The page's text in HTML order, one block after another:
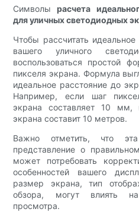
Символырасчета
для уличных светодиодных
Чтобы рассчитать
вашего уличного
воспользоваться простой
пикселя экрана. Формула
идеальное расстояние до
Например, если шаг
экрана составляет 10 мм,
экрана составит 10 метров.
Важно отметить, что
представление о
может потребовать
особенностей вашего
размер экрана, тип
обзора, могут влиять
просмотра.